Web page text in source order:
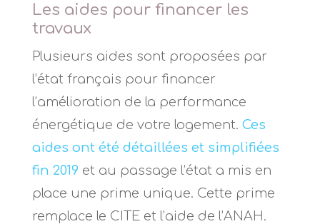
Les aides pour financer les
travaux
Plusieurs aides sont proposées par
l’état français pour financer
l’amélioration de la performance
énergétique de votre logement. Ces
aides ont été détaillées et simplifiées
fin 2019 et au passage l’état a mis en
place une prime unique. Cette prime
remplace le CITE et l’aide de l’ANAH.